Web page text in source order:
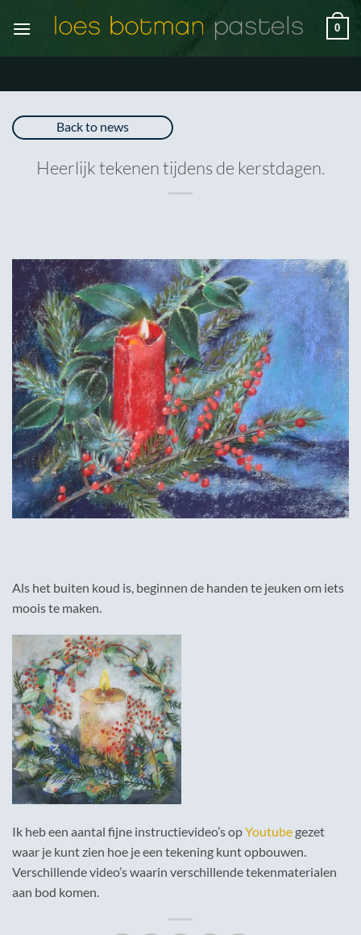
naar
0
Back to news
Heerlijk tekenen tijdens de kerstdagen.
Als het buiten koud is, beginnen de handen te jeuken om iets
moois te maken.
Ik heb een aantal fijne instructievideo’s opYoutube gezet
waar je kunt zien hoe je een tekening kunt opbouwen.
Verschillende video’s waarin verschillende tekenmaterialen
aan bod komen.